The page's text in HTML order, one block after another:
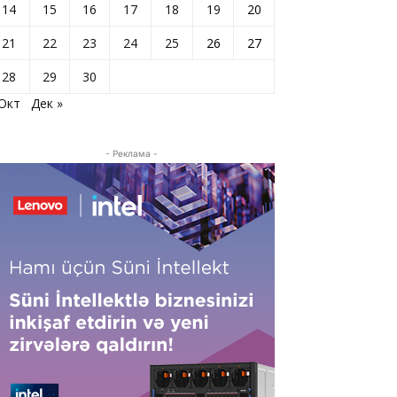
14 15 16 17 18 19
20
21
22 23 24 25 26
27
28
29
30
Дек »
- Реклама -